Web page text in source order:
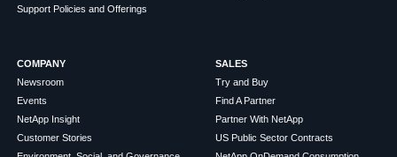
Support Policies and Offerings
COMPANY
Newsroom
Events
NetApp Insight
Customer Stories
SALES
Try and Buy
Find A Partner
Partner With NetApp
US Public Sector Contracts